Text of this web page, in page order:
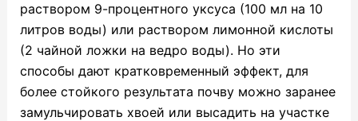
раствором 9-процентного уксуса (100 мл на 10
литров воды) или раствором лимонной кислоты
(2 чайной ложки на ведро воды). Но эти
способы дают кратковременный эффект, для
более стойкого результата почву можно заранее
замульчировать хвоей или высадить на участке